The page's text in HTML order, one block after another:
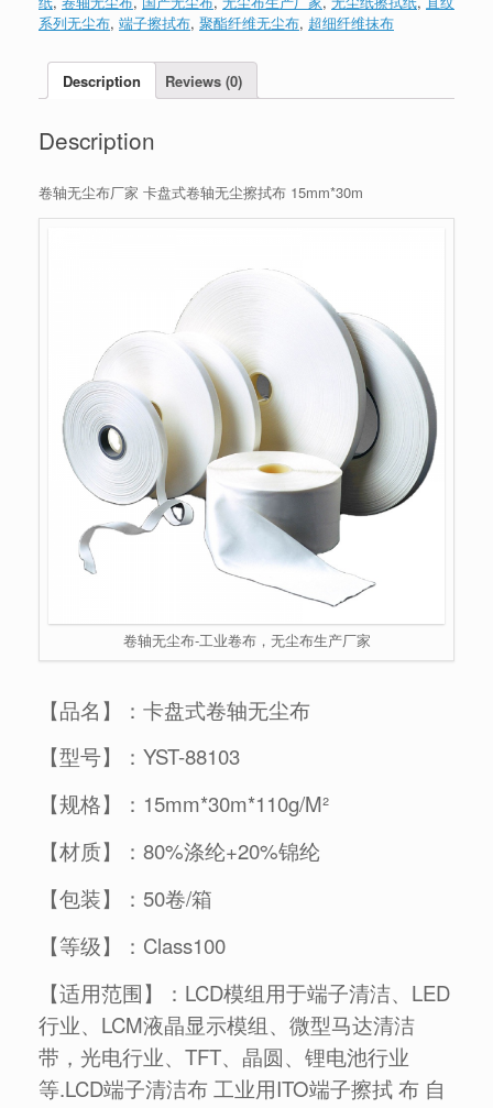
系列无尘布, 端子擦拭布, 聚酯纤维无尘布, 超细纤维抹布
Description Reviews (0)
Description
卷轴无尘布厂家 卡盘式卷轴无尘擦拭布 15mm*30m
卷轴无尘布-工业卷布，无尘布生产厂家
【品名】：卡盘式卷轴无尘布
【型号】： YST-88103
【规格】： 15mm*30m*110g/M²
【材质】： 80%涤纶+20%锦纶
【包装】： 50卷/箱
【等级】： Class100
【适用范围】：LCD模组用于端子清洁、LED
行业、LCM液晶显示模组、微型马达清洁
带，光电行业、TFT、晶圆、锂电池行业
等.LCD端子清洁布 工业用ITO端子擦拭 布 自